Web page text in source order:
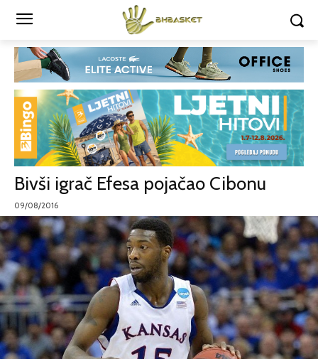
Bivši igrač Efesa pojačao Cibonu
09/08/2016